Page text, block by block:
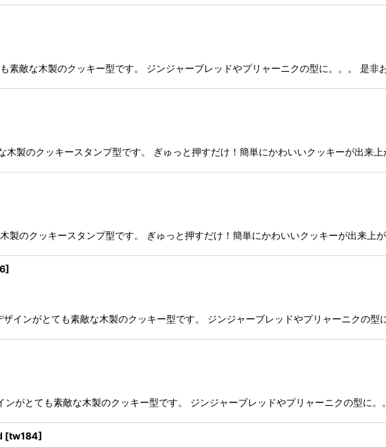
敵な木製のクッキー型です。 ジンジャーブレッドやプリャーニクの型に。。。 是非
製のクッキースタンプ型です。 ぎゅっと押すだけ！簡単にかわいいクッキーが出来
のクッキースタンプ型です。 ぎゅっと押すだけ！簡単にかわいいクッキーが出来上
]
ンがとても素敵な木製のクッキー型です。 ジンジャーブレッドやプリャーニクの型
がとても素敵な木製のクッキー型です。 ジンジャーブレッドやプリャーニクの型に
[tw184]